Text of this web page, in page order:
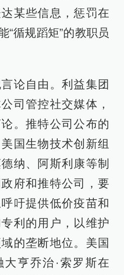
某些信息，惩罚在
“循规蹈矩”的教职员
论自由。利益集团
司管控社交媒体，
。推特公司公布的
国生物技术创新组
纳、阿斯利康等制
府和推特公司，要
吁提供低价疫苗和
利的用户，以维护
的垄断地位。美国
亨乔治·索罗斯在